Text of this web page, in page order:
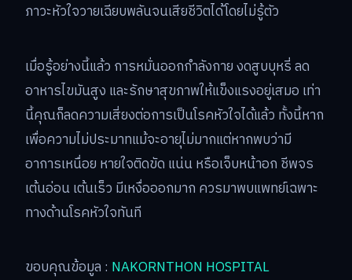
ภาวะหัวใจวายเฉียบพลันจนเสียชีวิตได้โดยไม่รู้ตัว
เมื่อรู้อย่างนี้แล้ว การหมั่นออกกำลังกาย งดสูบบุหรี่ ลด
อาหารไขมันสูง และรักษาสุขภาพให้แข็งแรงอยู่เสมอ เท่า
นี้คุณก็ลดความเสี่ยงต่อการเป็นโรคหัวใจได้แล้ว ทั้งนี้หาก
เพื่อความไม่ประมาทแม้จะอายุไม่มากแต่หากพบว่ามี
อาการเหนื่อย หายใจติดขัด แน่น หรือเจ็บหน้าอก ชีพจร
เต้นอ่อน เต้นเร็ว มีเหงื่อออกมาก ควรมาพบแพทย์เฉพาะ
ทางด้านโรคหัวใจทันที
ขอบคุณข้อมูล : NAKORNTHON HOSPITAL